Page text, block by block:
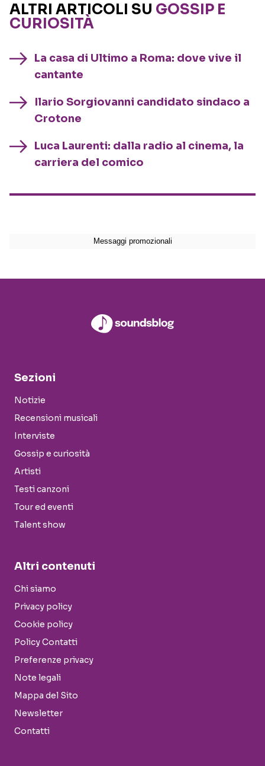
ALTRI ARTICOLI SU GOSSIP E
CURIOSITÀ
La casa di Ultimo a Roma: dove vive il
cantante
Ilario Sorgiovanni candidato sindaco a
Crotone
Luca Laurenti: dalla radio al cinema, la
carriera del comico
Sezioni
Notizie
Recensioni musicali
Interviste
Gossip e curiosità
Artisti
Testi canzoni
Tour ed eventi
Talent show
Altri contenuti
Chi siamo
Privacy policy
Cookie policy
Policy Contatti
Preferenze privacy
Note legali
Mappa del Sito
Newsletter
Contatti